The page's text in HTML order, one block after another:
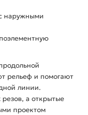
наружными
рельеф и помогают
линии.
а открытые
проектом